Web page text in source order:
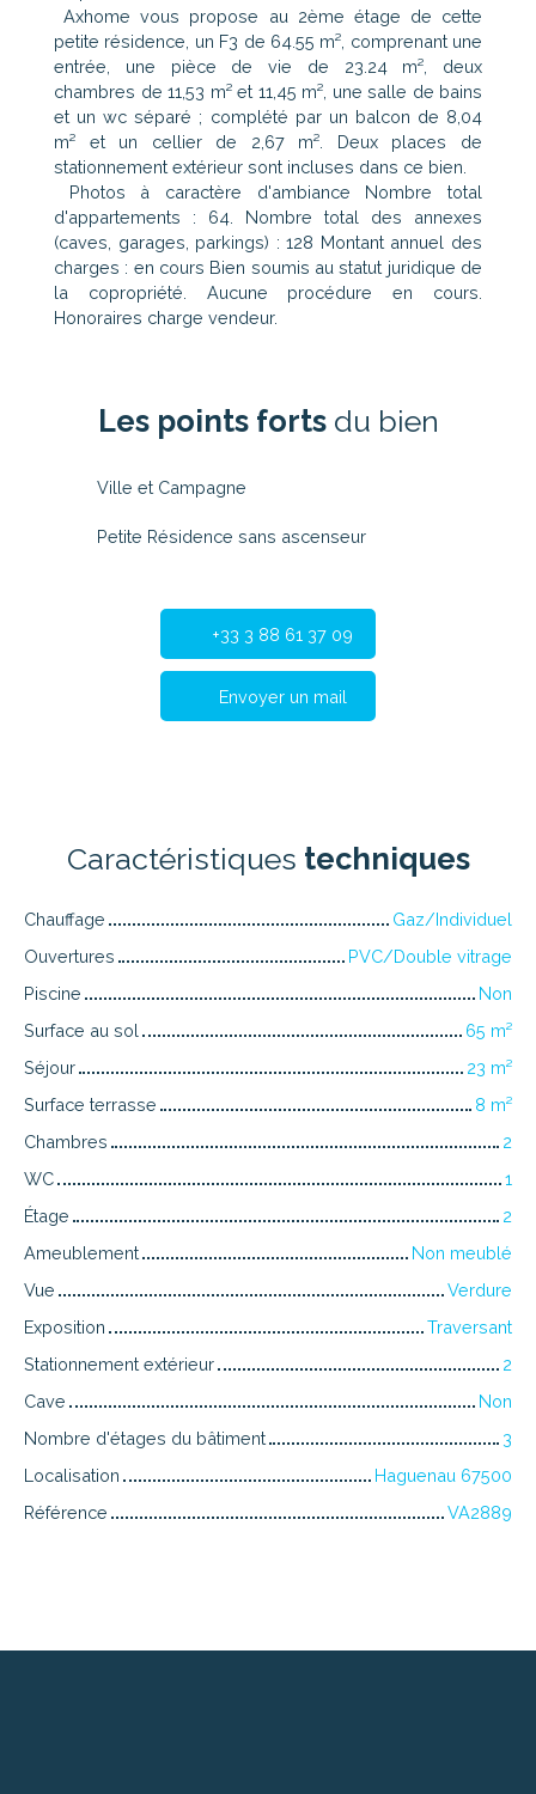
Axhome vous propose au 2ème étage de cette
petite résidence, un F3 de 64.55 m², comprenant une
entrée, une pièce de vie de 23.24 m², deux
chambres de 11,53 m² et 11,45 m², une salle de bains
et un wc séparé ; complété par un balcon de 8,04
m² et un cellier de 2,67 m². Deux places de
stationnement extérieur sont incluses dans ce bien.
Photos à caractère d'ambiance Nombre total
d'appartements : 64. Nombre total des annexes
(caves, garages, parkings) : 128 Montant annuel des
charges : en cours Bien soumis au statut juridique de
la copropriété. Aucune procédure en cours.
Honoraires charge vendeur.
Les points fortsdu bien
Ville et Campagne
Petite Résidence sans ascenseur
+33 3 88 61 37 09
Envoyer un mail
Caractéristiques techniques
Chauffage
Gaz/Individuel
Ouvertures
PVC/Double vitrage
Piscine
Non
Surface au sol
65 m²
Séjour
23 m²
Surface terrasse
8 m²
Chambres
2
WC
1
Étage
2
Ameublement
Non meublé
Vue
Verdure
Exposition
Traversant
Stationnement extérieur
2
Cave
Non
Nombre d'étages du bâtiment
3
Localisation
Haguenau 67500
Référence
VA2889